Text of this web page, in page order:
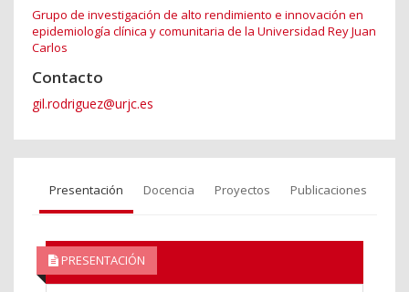
Grupo de investigación de alto rendimiento e innovación en
epidemiología clínica y comunitaria de la Universidad Rey Juan
Carlos
Contacto
gil.rodriguez@urjc.es
Presentación Docencia Proyectos Publicaciones
PRESENTACIÓN